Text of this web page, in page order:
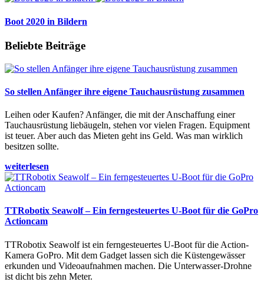
Boot 2020 in Bildern
Beliebte Beiträge
So stellen Anfänger ihre eigene Tauchausrüstung zusammen
Leihen oder Kaufen? Anfänger, die mit der Anschaffung einer
Tauchausrüstung liebäugeln, stehen vor vielen Fragen. Equipment
ist teuer. Aber auch das Mieten geht ins Geld. Was man wirklich
besitzen sollte.
weiterlesen
TTRobotix Seawolf – Ein ferngesteuertes U-Boot für die GoPro
Actioncam
TTRobotix Seawolf ist ein ferngesteuertes U-Boot für die Action-
Kamera GoPro. Mit dem Gadget lassen sich die Küstengewässer
erkunden und Videoaufnahmen machen. Die Unterwasser-Drohne
ist dicht bis zehn Meter.